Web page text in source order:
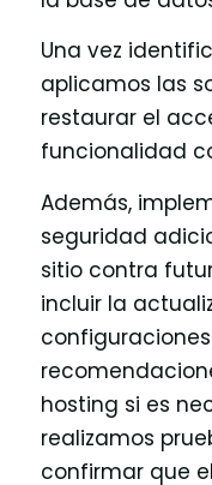
Una vez
aplicamos las
restaurar el
funcionalidad
Además,
seguridad
sitio contra
incluir la
hosting si es
realizamos
confirmar que